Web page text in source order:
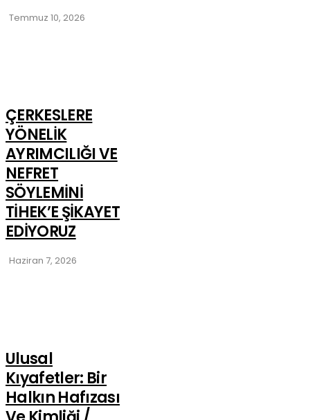
Temmuz 10, 2026
ÇERKESLERE
YÖNELİK
AYRIMCILIĞI VE
NEFRET
SÖYLEMİNİ
TİHEK’E ŞİKAYET
EDİYORUZ
Haziran 7, 2026
Ulusal
Kıyafetler: Bir
Halkın Hafızası